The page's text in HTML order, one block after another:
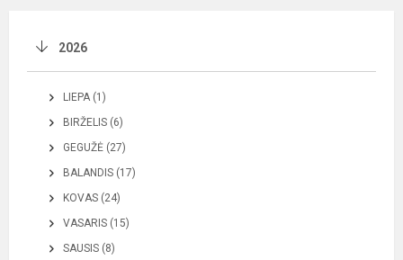
2026
LIEPA (1)
BIRŽELIS (6)
GEGUŽĖ (27)
BALANDIS (17)
KOVAS (24)
VASARIS (15)
SAUSIS (8)